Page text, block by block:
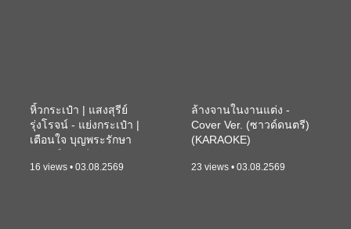
หิ้วกระเป๋า | แสงสุรีย์
รุ่งโรจน์ - แย่งกระเป๋า |
เตือนใจ บุญพระรักษา
16 views • 03.08.2569
ล้างจานในงานแต่ง -
Cover Ver. (ซาวด์ดนตรี)
(KARAOKE)
23 views • 03.08.2569